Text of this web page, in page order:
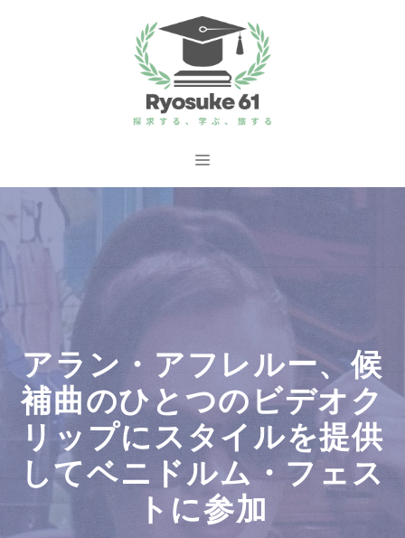
ス
キ
ッ
メ
ニ
アラン・アフレルー、候
補曲のひとつのビデオク
リップにスタイルを提供
してベニドルム・フェス
トに参加